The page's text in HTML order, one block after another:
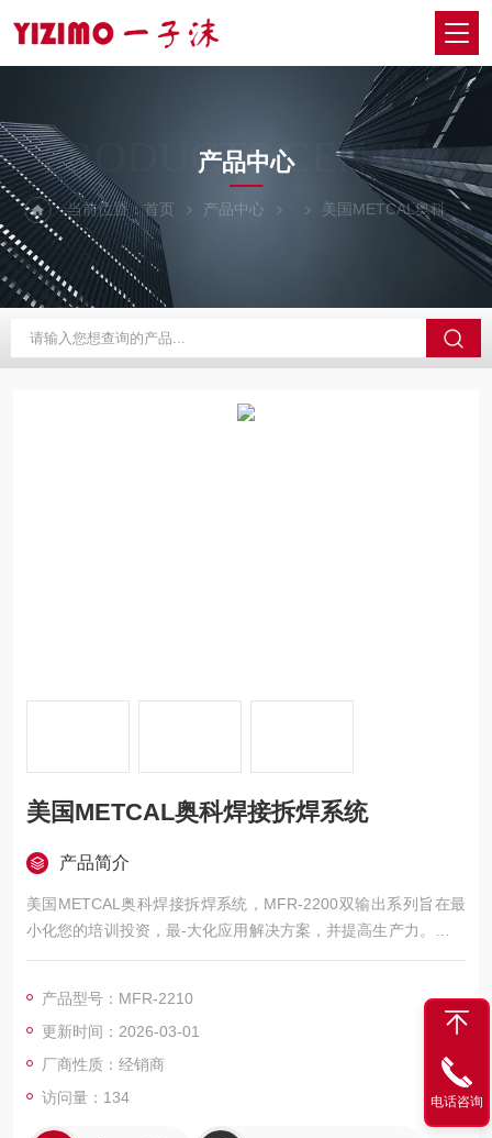
PRODUCTS CENTER
产品中心
当前位置：首页 产品中心 美国METCAL奥科
美国METCAL奥科焊接拆焊系统
产品简介
美国METCAL奥科焊接拆焊系统，MFR-2200双输出系列旨在最
小化您的培训投资，最-大化应用解决方案，并提高生产力。该系
列紧凑且多功能，可以与一个或两个焊头、墨盒或镊子手柄一起
产品型号：MFR-2210
更新时间：2026-03-01
厂商性质：经销商
访问量：134
电话咨询